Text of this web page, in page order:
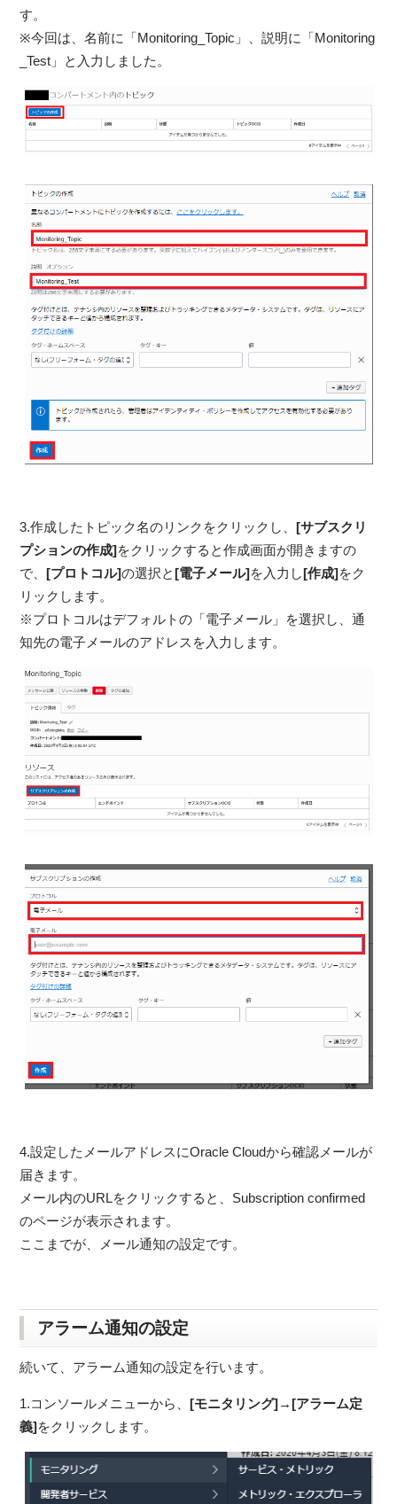
す。
※今回は、名前に「Monitoring_Topic」、説明に「Monitoring
_Test」と入力しました。
3.作成したトピック名のリンクをクリックし、[サブスクリ
プションの作成]をクリックすると作成画面が開きますの
で、[プロトコル]の選択と[電子メール]を入力し[作成]をク
リックします。
※プロトコルはデフォルトの「電子メール」を選択し、通
知先の電子メールのアドレスを入力します。
4.設定したメールアドレスにOracle Cloudから確認メールが
届きます。
メール内のURLをクリックすると、Subscription confirmed
のページが表示されます。
ここまでが、メール通知の設定です。
アラーム通知の設定
続いて、アラーム通知の設定を行います。
1.コンソールメニューから、[モニタリング]→[アラーム定
義]をクリックします。